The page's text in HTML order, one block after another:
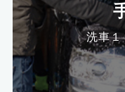
洗車１